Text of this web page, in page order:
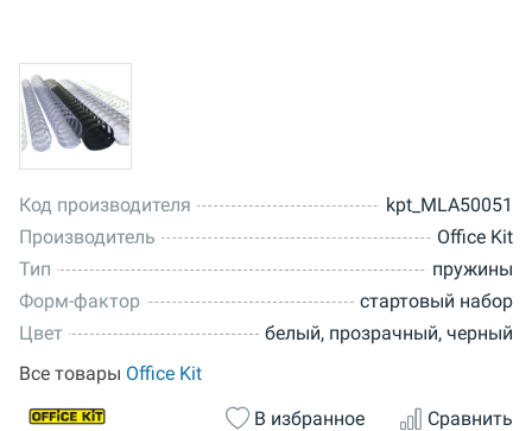
Код производителя
kpt_MLA50051
Производитель
Office Kit
Тип
пружины
Форм-фактор
стартовый набор
Цвет
белый, прозрачный, черный
Все товары Office Kit
В избранное
Сравнить